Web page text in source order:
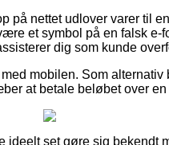
på nettet udlover varer til
et symbol på en falsk e-
dig som kunde
mobilen. Som alternativ
at betale beløbet over
ideelt set gøre sig bekendt